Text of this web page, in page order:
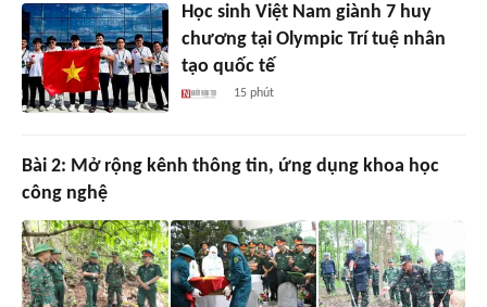
Học sinh Việt Nam giành 7 huy
chương tại Olympic Trí tuệ nhân
tạo quốc tế
15 phút
Bài 2: Mở rộng kênh thông tin, ứng dụng khoa học
công nghệ